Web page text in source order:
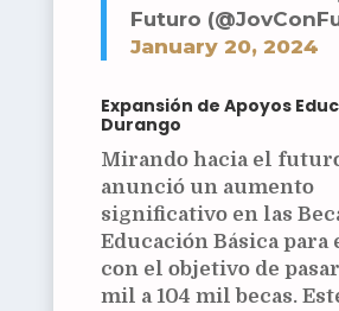
Futuro
January 20, 2024
Expansión de Apoyos
Durango
Mirando hacia el
anunció un aumento
significativo en las
Educación Básica para
con el objetivo de
mil a 104 mil becas.